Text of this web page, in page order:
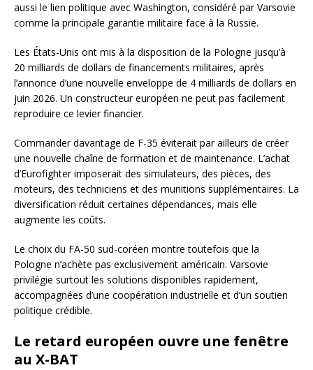
aussi le lien politique avec Washington, considéré par Varsovie
comme la principale garantie militaire face à la Russie.
Les États-Unis ont mis à la disposition de la Pologne jusqu’à
20 milliards de dollars de financements militaires, après
l’annonce d’une nouvelle enveloppe de 4 milliards de dollars en
juin 2026. Un constructeur européen ne peut pas facilement
reproduire ce levier financier.
Commander davantage de F-35 éviterait par ailleurs de créer
une nouvelle chaîne de formation et de maintenance. L’achat
d’Eurofighter imposerait des simulateurs, des pièces, des
moteurs, des techniciens et des munitions supplémentaires. La
diversification réduit certaines dépendances, mais elle
augmente les coûts.
Le choix du FA-50 sud-coréen montre toutefois que la
Pologne n’achète pas exclusivement américain. Varsovie
privilégie surtout les solutions disponibles rapidement,
accompagnées d’une coopération industrielle et d’un soutien
politique crédible.
Le retard européen ouvre une fenêtre
au X-BAT